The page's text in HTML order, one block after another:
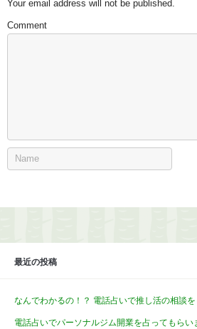
Your email address will not be published.
Comment
最近の投稿
なんでわかるの！？ 電話占いで推し活の相談
電話占いでパーソナルジム開業を占ってもらい